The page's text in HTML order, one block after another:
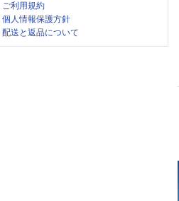
ご利用規約
個人情報保護方針
配送と返品について